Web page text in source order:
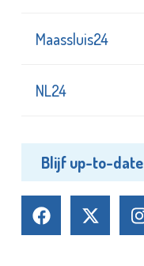
Maassluis24
NL24
Blijf up-to-date